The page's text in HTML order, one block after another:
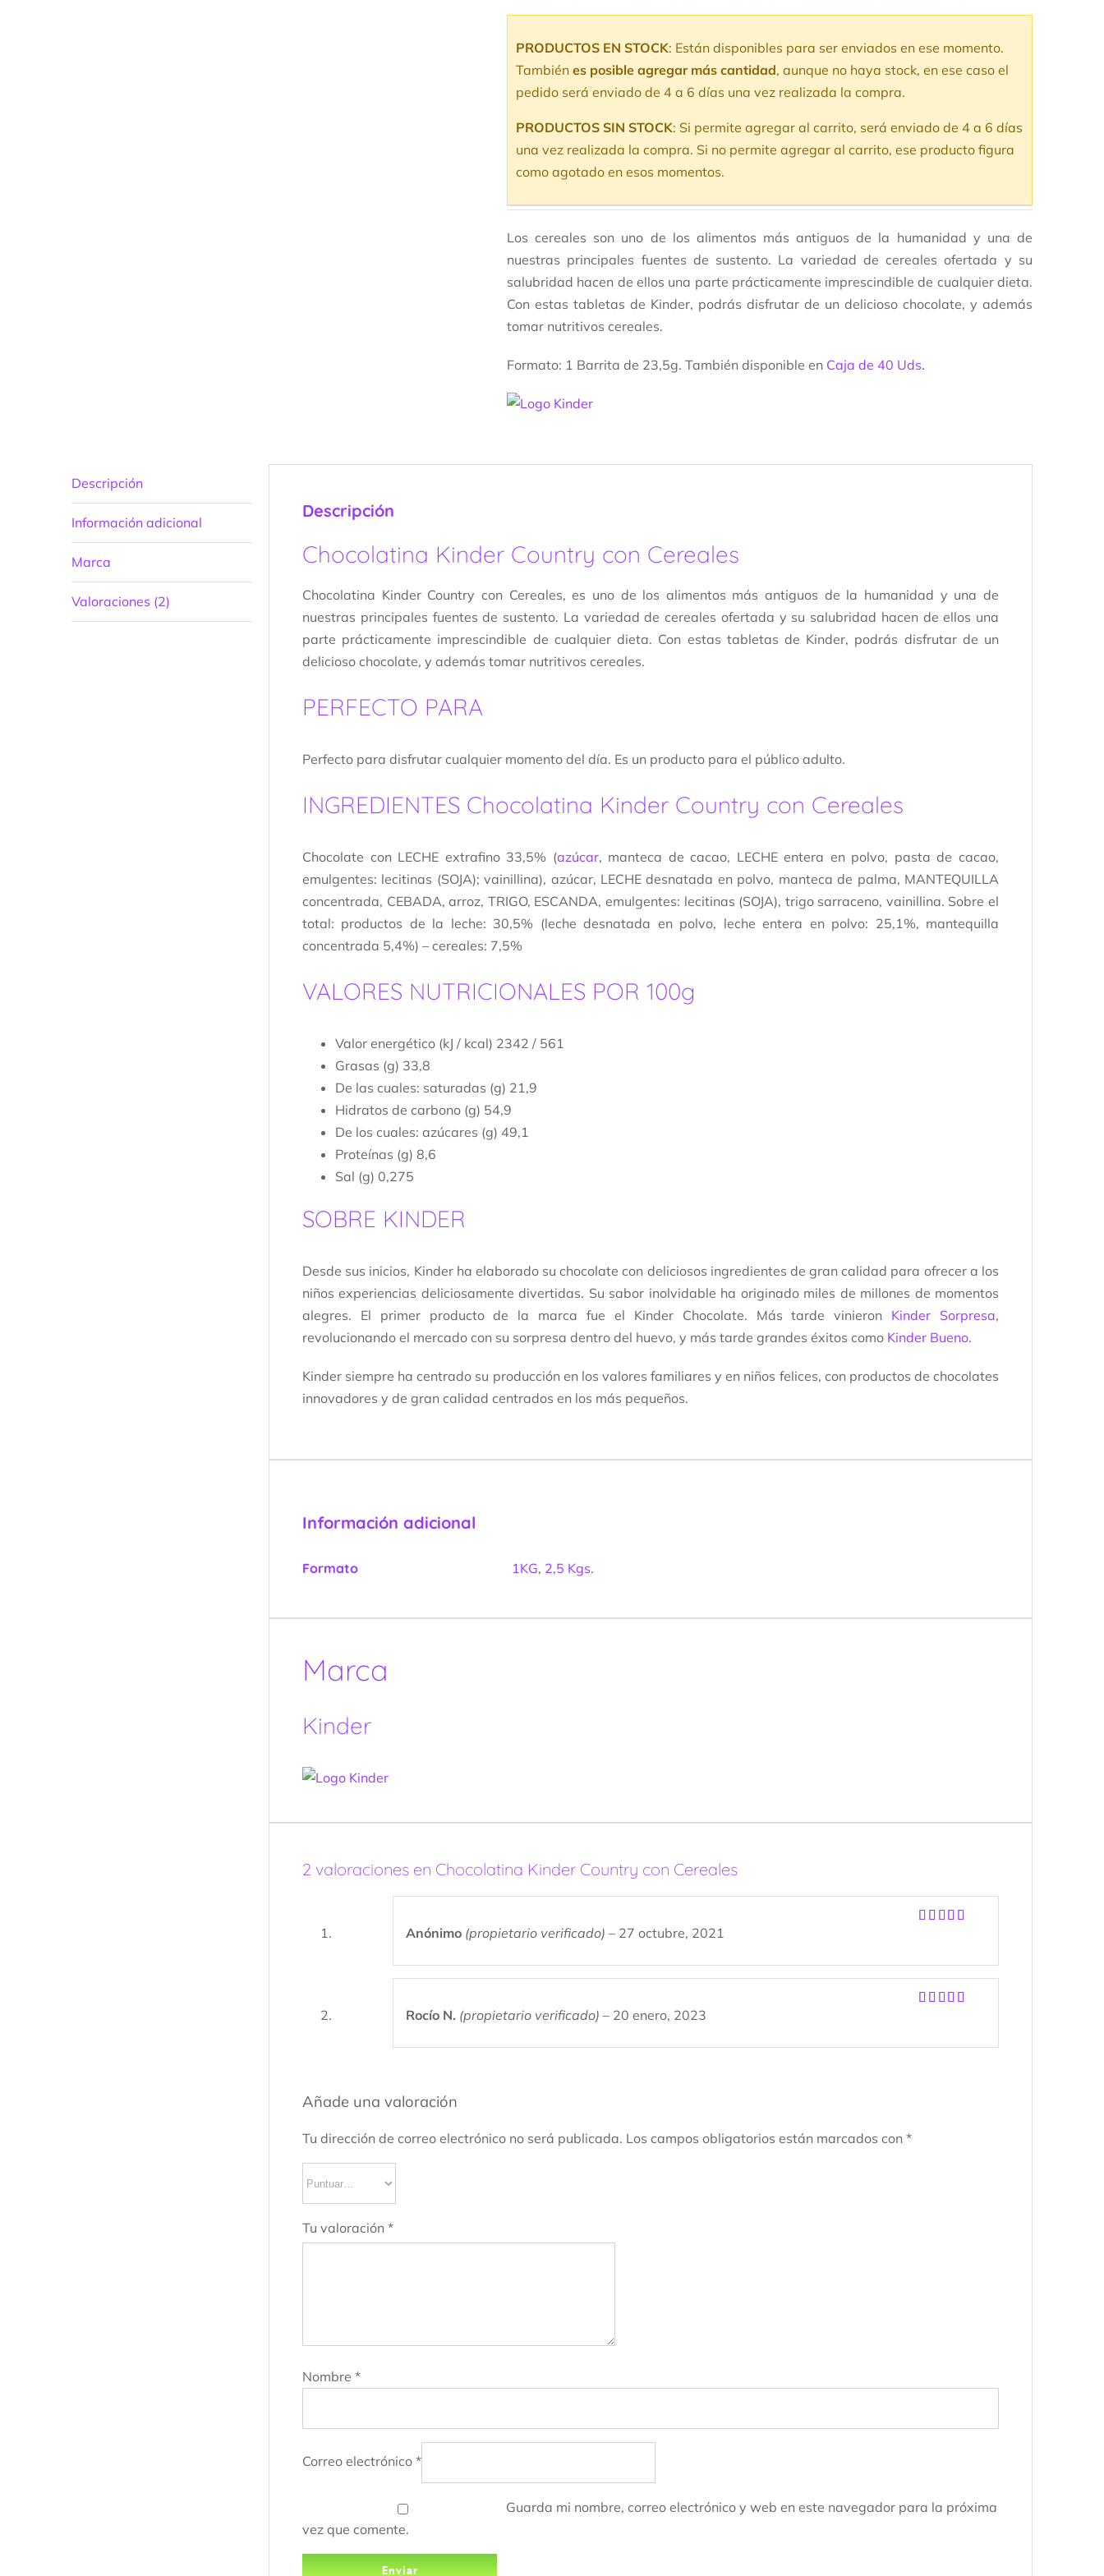
con5.00de
valoraciones
de clientes
PRODUCTOS EN STOCK: Están disponibles para ser enviados en ese momento.
También es posible agregar más cantidad, aunque no haya stock, en ese caso el
pedido será enviado de 4 a 6 días una vez realizada la compra.
PRODUCTOS SIN STOCK: Si permite agregar al carrito, será enviado de 4 a 6 días
una vez realizada la compra. Si no permite agregar al carrito, ese producto figura
como agotado en esos momentos.
Los cereales son uno de los alimentos más antiguos de la humanidad y una de
nuestras principales fuentes de sustento. La variedad de cereales ofertada y su
salubridad hacen de ellos una parte prácticamente imprescindible de cualquier dieta.
Con estas tabletas de Kinder, podrás disfrutar de un delicioso chocolate, y además
tomar nutritivos cereales.
Formato: 1 Barrita de 23,5g. También disponible en Caja de 40 Uds.
Descripción
Información adicional
Marca
Valoraciones (2)
Descripción
Chocolatina Kinder Country con Cereales
Chocolatina Kinder Country con Cereales, es uno de los alimentos más antiguos de la humanidad y una de
nuestras principales fuentes de sustento. La variedad de cereales ofertada y su salubridad hacen de ellos una
parte prácticamente imprescindible de cualquier dieta. Con estas tabletas de Kinder, podrás disfrutar de un
delicioso chocolate, y además tomar nutritivos cereales.
PERFECTO PARA
Perfecto para disfrutar cualquier momento del día. Es un producto para el público adulto.
INGREDIENTES Chocolatina Kinder Country con Cereales
Chocolate con LECHE extrafino 33,5% (azúcar, manteca de cacao, LECHE entera en polvo, pasta de cacao,
emulgentes: lecitinas (SOJA); vainillina), azúcar, LECHE desnatada en polvo, manteca de palma, MANTEQUILLA
concentrada, CEBADA, arroz, TRIGO, ESCANDA, emulgentes: lecitinas (SOJA), trigo sarraceno, vainillina. Sobre el
total: productos de la leche: 30,5% (leche desnatada en polvo, leche entera en polvo: 25,1%, mantequilla
concentrada 5,4%) – cereales: 7,5%
VALORES NUTRICIONALES POR 100g
Valor energético (kJ / kcal) 2342 / 561
Grasas (g) 33,8
De las cuales: saturadas (g) 21,9
Hidratos de carbono (g) 54,9
De los cuales: azúcares (g) 49,1
Proteínas (g) 8,6
Sal (g) 0,275
SOBRE KINDER
Desde sus inicios, Kinder ha elaborado su chocolate con deliciosos ingredientes de gran calidad para ofrecer a los
niños experiencias deliciosamente divertidas. Su sabor inolvidable ha originado miles de millones de momentos
alegres. El primer producto de la marca fue el Kinder Chocolate. Más tarde vinieron Kinder Sorpresa,
revolucionando el mercado con su sorpresa dentro del huevo, y más tarde grandes éxitos como Kinder Bueno.
Kinder siempre ha centrado su producción en los valores familiares y en niños felices, con productos de chocolates
innovadores y de gran calidad centrados en los más pequeños.
Información adicional
Formato 1KG, 2,5 Kgs.
Marca
Kinder
2 valoraciones en Chocolatina Kinder Country con Cereales
Anónimo (propietario verificado) – 27 octubre, 2021
Rocío N. (propietario verificado) – 20 enero, 2023
Añade una valoración
Tu dirección de correo electrónico no será publicada. Los campos obligatorios están marcados con *
Tu valoración *
Nombre *
Correo electrónico *
Guarda mi nombre, correo electrónico y web en este navegador para la próxima
vez que comente.